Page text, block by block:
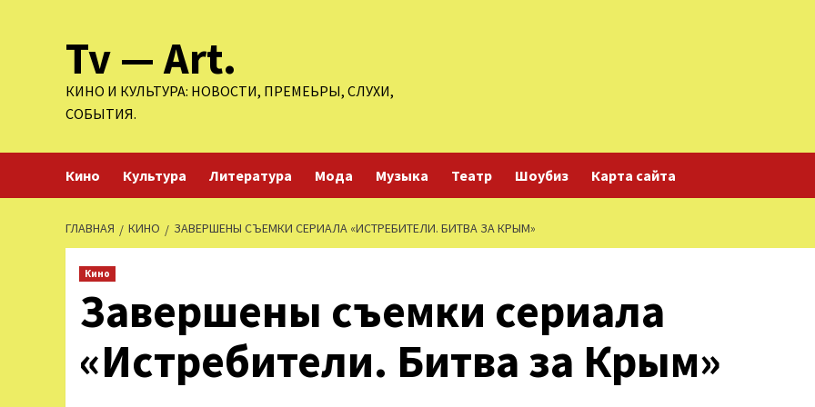
содержимомуTv — Art.
КИНО И КУЛЬТУРА: НОВОСТИ, ПРЕМЕЬРЫ, СЛУХИ,
СОБЫТИЯ.
Кино Культура Литература Мода Музыка Театр Шоубиз Карта сайта
ГЛАВНАЯ КИНО ЗАВЕРШЕНЫ СЪЕМКИ СЕРИАЛА «ИСТРЕБИТЕЛИ. БИТВА ЗА КРЫМ»
Кино
Завершены съемки сериала
«Истребители. Битва за Крым»